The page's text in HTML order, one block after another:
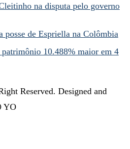
na disputa pelo governo
posse de Espriella na Colômbia
10.488% maior em 4
Reserved. Designed and
YO